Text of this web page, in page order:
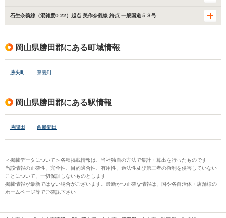
石生奈義線（混雑度0.22）起点:美作奈義線 終点:一般国道５３号…
岡山県勝田郡にある町域情報
勝央町 奈義町
岡山県勝田郡にある駅情報
勝間田 西勝間田
＜掲載データについて＞各種掲載情報は、当社独自の方法で集計・算出を行ったものです
当該情報の正確性、完全性、目的適合性、有用性、適法性及び第三者の権利を侵害していない
ことについて、一切保証しないものとします
掲載情報が最新ではない場合がございます。最新かつ正確な情報は、国や各自治体・店舗様の
ホームページ等でご確認下さい